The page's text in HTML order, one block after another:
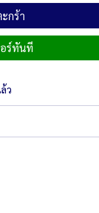
กร้า
ร์ทันที
ว